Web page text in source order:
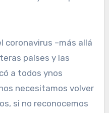
coronavirus –más allá
países y las
a todos ynos
necesitamos volver
si no reconocemos